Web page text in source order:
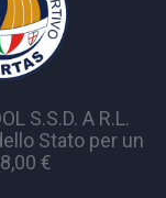
S.S.D. A R.L.
Stato per un
€